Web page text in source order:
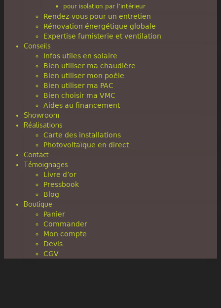
pour isolation par l’intérieur
Rendez-vous pour un entretien
Rénovation énergétique globale
Expertise fumisterie et ventilation
Conseils
Infos utiles en solaire
Bien utiliser ma chaudière
Bien utiliser mon poêle
Bien utiliser ma PAC
Bien choisir ma VMC
Aides au financement
Showroom
Réalisations
Carte des installations
Photovoltaïque en direct
Contact
Témoignages
Livre d’or
Pressbook
Blog
Boutique
Panier
Commander
Mon compte
Devis
CGV